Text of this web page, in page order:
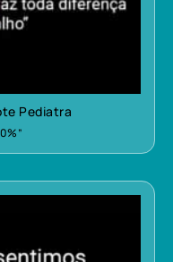
Pediatra